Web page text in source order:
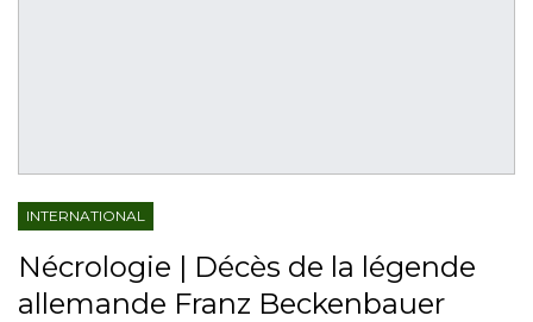
INTERNATIONAL
Nécrologie | Décès de la légende
allemande Franz Beckenbauer